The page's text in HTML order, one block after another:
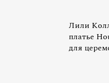
Лили
платье
для